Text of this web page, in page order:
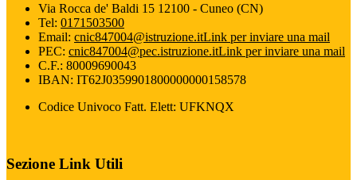
Via Rocca de' Baldi 15 12100 - Cuneo (CN)
Tel: 0171503500
Email: cnic847004@istruzione.itLink per inviare una mail
PEC: cnic847004@pec.istruzione.itLink per inviare una mail
C.F.: 80009690043
IBAN: IT62J0359901800000000158578
Codice Univoco Fatt. Elett: UFKNQX
Sezione Link Utili